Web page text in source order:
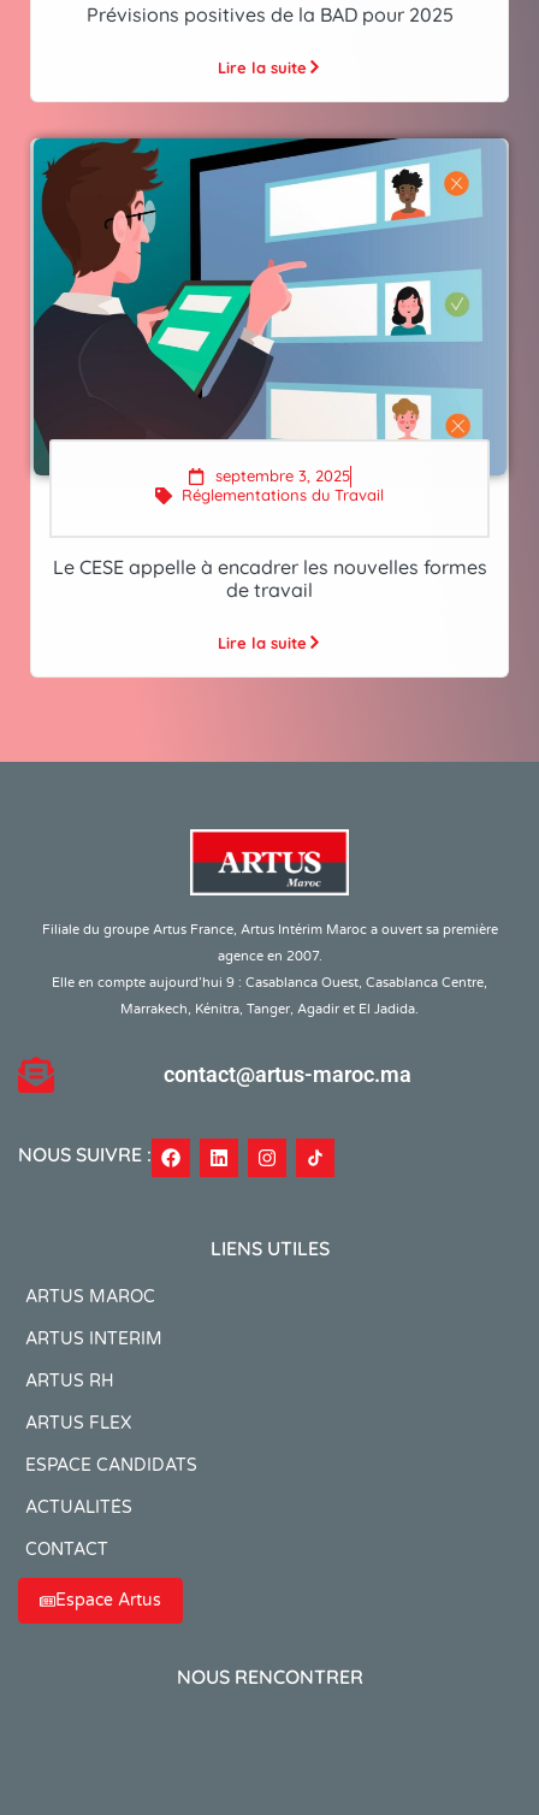
Prévisions positives de la BAD pour 2025
Lire la suite
septembre 3, 2025
Réglementations du Travail
Le CESE appelle à encadrer les nouvelles formes
de travail
Lire la suite
Filiale du groupe Artus France, Artus Intérim Maroc a ouvert sa première
agence en 2007.
Elle en compte aujourd’hui 9 : Casablanca Ouest, Casablanca Centre,
Marrakech, Kénitra, Tanger, Agadir et El Jadida.
contact@artus-maroc.ma
NOUS SUIVRE :
LIENS UTILES
ARTUS MAROC
ARTUS INTERIM
ARTUS RH
ARTUS FLEX
ESPACE CANDIDATS
ACTUALITÉS
CONTACT
Espace Artus
NOUS RENCONTRER